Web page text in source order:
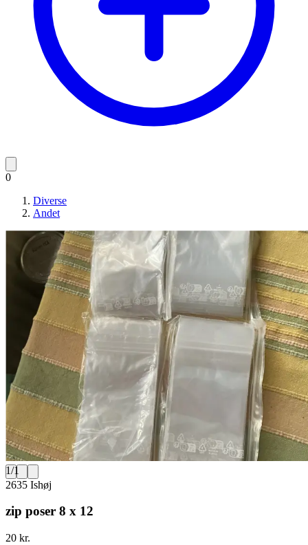
0
Diverse
Andet
1/1
2635 Ishøj
zip poser 8 x 12
20 kr.